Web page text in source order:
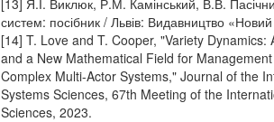
[13] Я.І. Виклюк, Р.М. Камінський, В.В.
систем: посібник / Львів: Видавництво
[14] T. Love and T. Cooper, "Variety
and a New Mathematical Field for
Complex Multi-Actor Systems," Journal of the
Systems Sciences, 67th Meeting of the
Sciences, 2023.